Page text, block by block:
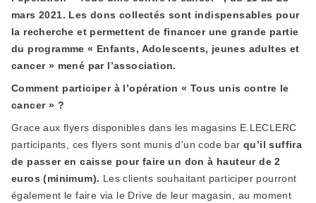
mars 2021. Les dons collectés sont indispensables pour
la recherche et permettent de financer une grande partie
du programme « Enfants, Adolescents, jeunes adultes et
cancer » mené par l’association.
Comment participer à l’opération « Tous unis contre le
cancer » ?
Grace aux flyers disponibles dans les magasins E.LECLERC
participants, ces flyers sont munis d'un code bar qu’il suffira
de passer en caisse pour faire un don à hauteur de 2
euros (minimum). Les clients souhaitant participer pourront
également le faire via le Drive de leur magasin, au moment